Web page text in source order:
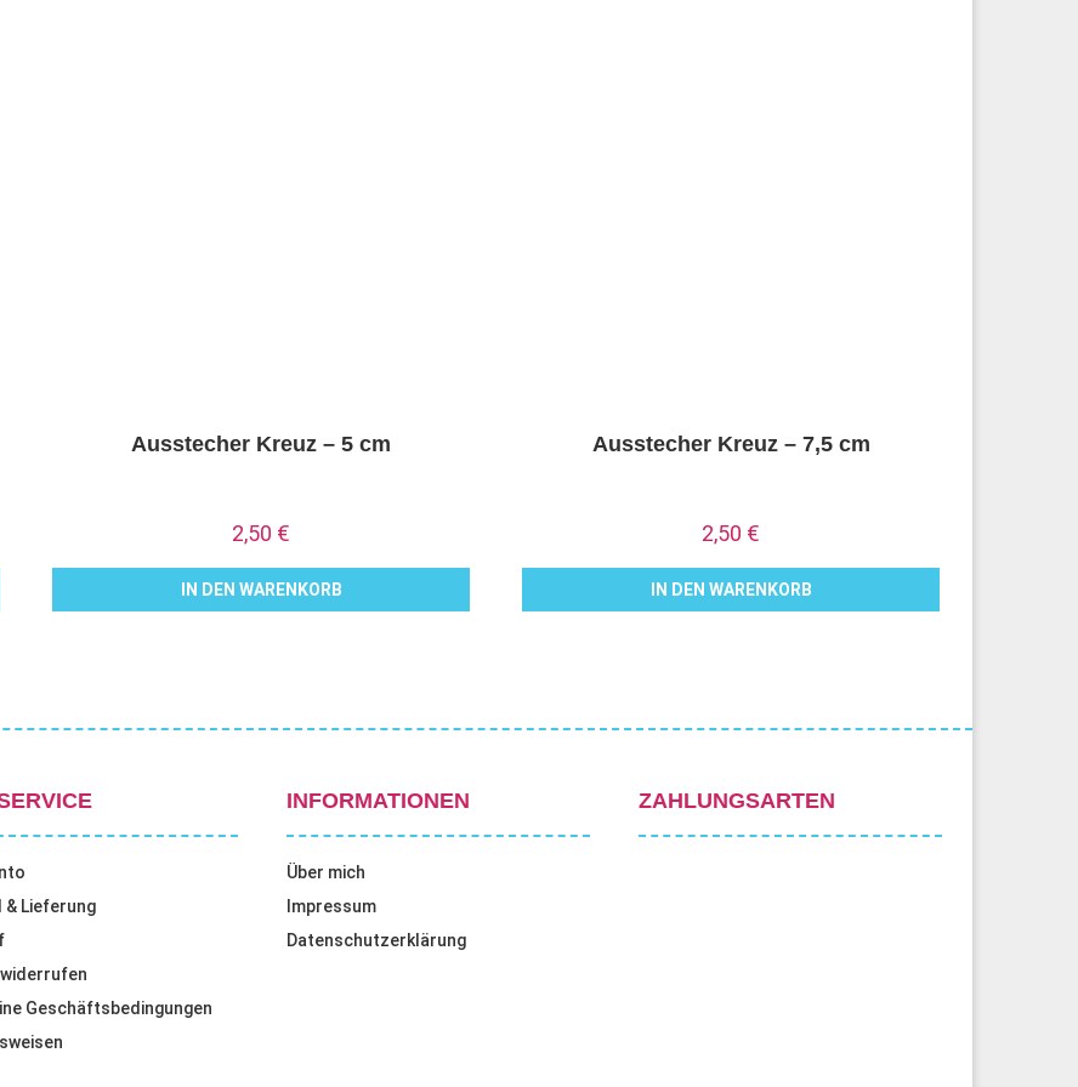
Ausstecher Kreuz – 5 cm
2,50 €
IN DEN WARENKORB
Ausstecher Kreuz – 7,5 cm
2,50 €
IN DEN WARENKORB
& Lieferung
Geschäftsbedingungen
INFORMATIONEN
Über mich
Impressum
Datenschutzerklärung
ZAHLUNGSARTEN